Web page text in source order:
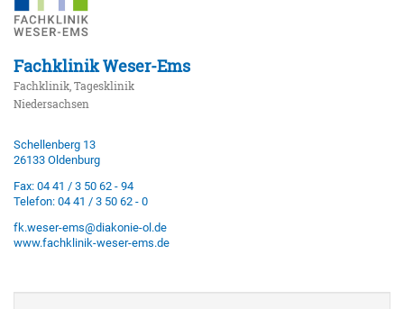
Fachklinik Weser-Ems
Fachklinik, Tagesklinik
Niedersachsen
Schellenberg 13
26133 Oldenburg
Fax: 04 41 / 3 50 62 - 94
Telefon: 04 41 / 3 50 62 - 0
fk.weser-ems@diakonie-ol.de
www.fachklinik-weser-ems.de